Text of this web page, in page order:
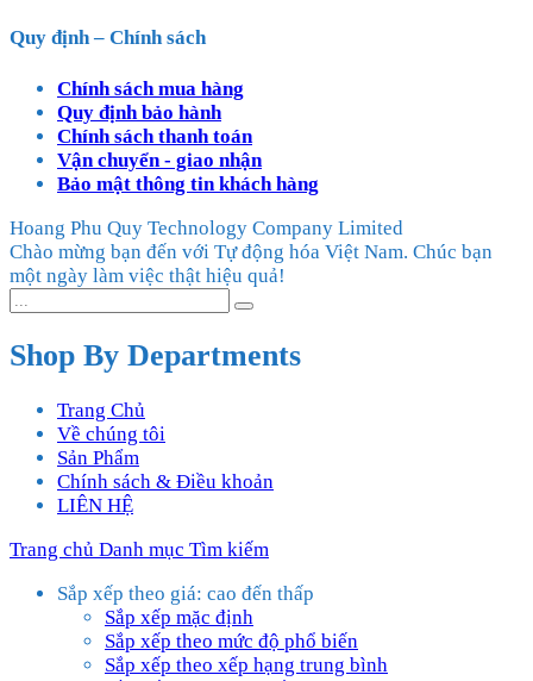
Quy định – Chính sách
Chính sách mua hàng
Quy định bảo hành
Chính sách thanh toán
Vận chuyển - giao nhận
Bảo mật thông tin khách hàng
Hoang Phu Quy Technology Company Limited
Chào mừng bạn đến với Tự động hóa Việt Nam. Chúc bạn
một ngày làm việc thật hiệu quả!
Shop By Departments
Trang Chủ
Về chúng tôi
Sản Phẩm
Chính sách & Điều khoản
LIÊN HỆ
Trang chủ Danh mục Tìm kiếm
Sắp xếp theo giá: cao đến thấp
Sắp xếp mặc định
Sắp xếp theo mức độ phổ biến
Sắp xếp theo xếp hạng trung bình